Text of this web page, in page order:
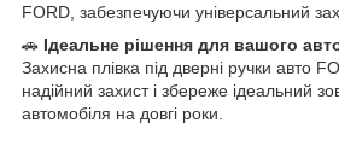
FORD, забезпечуючи універсальний
🚗 Ідеальне рішення для вашого
Захисна плівка під дверні ручки авто
надійний захист і збереже ідеальний
автомобіля на довгі роки.